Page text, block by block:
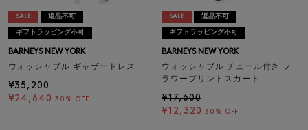
SALE 返品不可
ギフトラッピング不可
BARNEYS NEW YORK
ウォッシャブル ギャザードレス
¥35,200
¥24,640 30% OFF
SALE 返品不可
ギフトラッピング不可
BARNEYS NEW YORK
ウォッシャブル チュール付き フ
ラワープリントスカート
¥17,600
¥12,320 30% OFF